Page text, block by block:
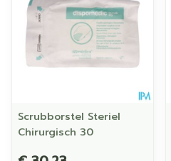
Scrubborstel Steriel
Chirurgisch 30